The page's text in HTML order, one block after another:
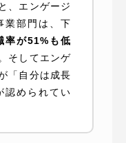
、エンゲージ
業部門は、下
率が51%も低
そしてエンゲ
「自分は成長
認められてい